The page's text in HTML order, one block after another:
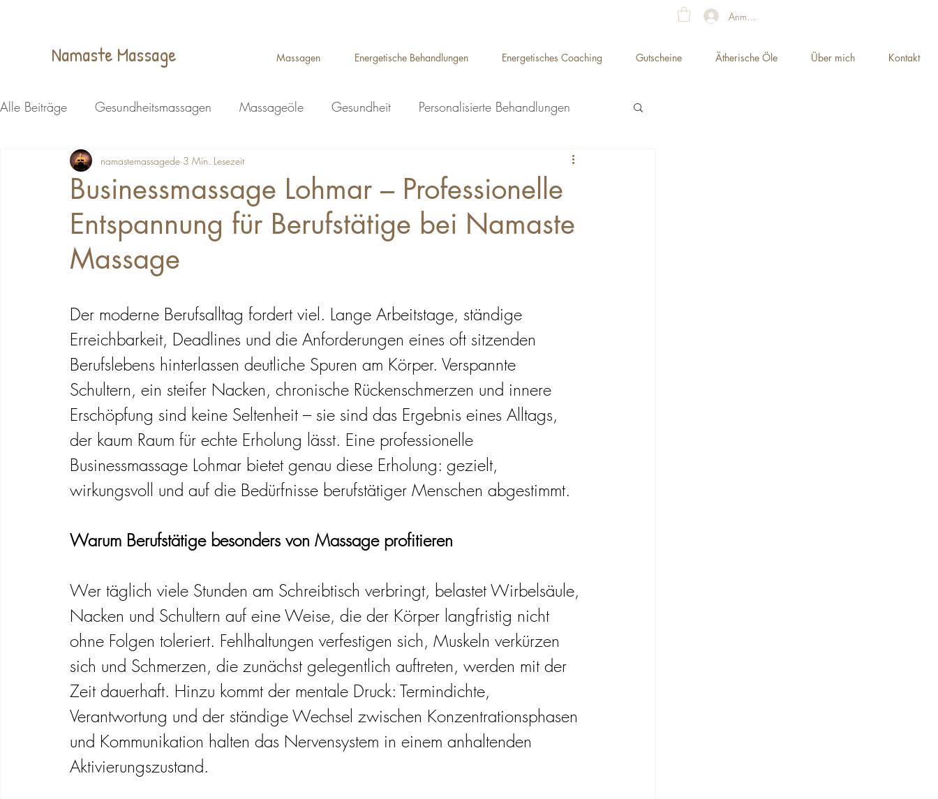
Anmelden
Namaste Massage Massagen Energetische Behandlungen Energetisches Coaching Gutscheine Ätherische Öle Über mich Kontakt
Alle Beiträge Gesundheitsmassagen Massageöle Gesundheit Personalisierte Behandlungen
Wellness Ganzheitliche Massage
Energiemassage Lohmar Energiemassage Lohmar Breuss Massage Lohmar
Reflexzonenmassage Lohmar
Schwangerschaft Wellness Massage
Businessmassage Lohmar – Professionelle
Entspannung für Berufstätige bei Namaste
Massage
namastemassagede 3 Min. Lesezeit
Der moderne Berufsalltag fordert viel. Lange Arbeitstage, ständige
Erreichbarkeit, Deadlines und die Anforderungen eines oft sitzenden
Berufslebens hinterlassen deutliche Spuren am Körper. Verspannte
Schultern, ein steifer Nacken, chronische Rückenschmerzen und innere
Erschöpfung sind keine Seltenheit – sie sind das Ergebnis eines Alltags,
der kaum Raum für echte Erholung lässt. Eine professionelle
Businessmassage Lohmar bietet genau diese Erholung: gezielt,
wirkungsvoll und auf die Bedürfnisse berufstätiger Menschen abgestimmt.
Warum Berufstätige besonders von Massage profitieren
Wer täglich viele Stunden am Schreibtisch verbringt, belastet Wirbelsäule,
Nacken und Schultern auf eine Weise, die der Körper langfristig nicht
ohne Folgen toleriert. Fehlhaltungen verfestigen sich, Muskeln verkürzen
sich und Schmerzen, die zunächst gelegentlich auftreten, werden mit der
Zeit dauerhaft. Hinzu kommt der mentale Druck: Termindichte,
Verantwortung und der ständige Wechsel zwischen Konzentrationsphasen
und Kommunikation halten das Nervensystem in einem anhaltenden
Aktivierungszustand.